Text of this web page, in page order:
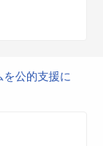
公的支援に